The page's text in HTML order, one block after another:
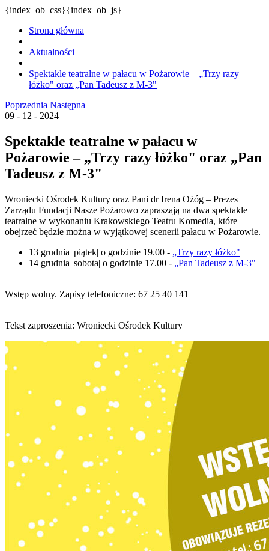
{index_ob_css}{index_ob_js}
Strona główna
Aktualności
Spektakle teatralne w pałacu w Pożarowie – „Trzy razy
łóżko" oraz „Pan Tadeusz z M-3"
Poprzednia Następna
09 - 12 - 2024
Spektakle teatralne w pałacu w
Pożarowie – „Trzy razy łóżko" oraz „Pan
Tadeusz z M-3"
Wroniecki Ośrodek Kultury oraz Pani dr Irena Ożóg – Prezes
Zarządu Fundacji Nasze Pożarowo zapraszają na dwa spektakle
teatralne w wykonaniu Krakowskiego Teatru Komedia, które
obejrzeć będzie można w wyjątkowej scenerii pałacu w Pożarowie.
13 grudnia |piątek| o godzinie 19.00 - „Trzy razy łóżko"
14 grudnia |sobota| o godzinie 17.00 - „Pan Tadeusz z M-3"
Wstęp wolny. Zapisy telefoniczne: 67 25 40 141
Tekst zaproszenia: Wroniecki Ośrodek Kultury